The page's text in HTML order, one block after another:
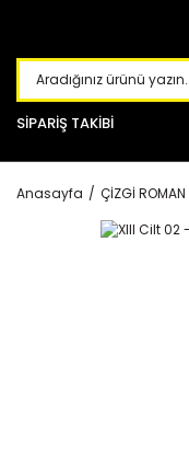
SİPARİŞ TAKİBİ
Anasayfa ÇİZGİ ROMAN